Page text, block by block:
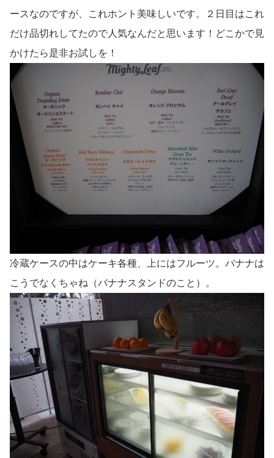
ースなのですが、これホント美味しいです。２日目はこれ
だけ品切れしてたので人気なんだと思います！どこかで見
かけたら是非お試しを！
冷蔵ケースの中はケーキ各種、上にはフルーツ。バナナは
こうでなくちゃね（バナナスタンドのこと）。